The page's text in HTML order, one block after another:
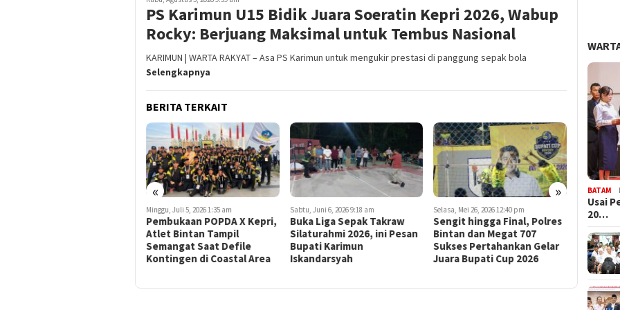
PS Karimun U15 Bidik Juara Soeratin Kepri 2026, Wabup
Rocky: Berjuang Maksimal untuk Tembus Nasional
KARIMUN | WARTA RAKYAT – Asa PS Karimun untuk mengukir prestasi di panggung sepak bola
Selengkapnya
BERITA TERKAIT
« »
Minggu, Juli 5, 2026 1:35 am
Pembukaan POPDA X Kepri,
Atlet Bintan Tampil
Semangat Saat Defile
Kontingen di Coastal Area
Sabtu, Juni 6, 2026 9:18 am
Buka Liga Sepak Takraw
Silaturahmi 2026, ini Pesan
Bupati Karimun
Iskandarsyah
Selasa, Mei 26, 2026 12:40 pm
Sengit hingga Final, Polres
Bintan dan Megat 707
Sukses Pertahankan Gelar
Juara Bupati Cup 2026
Jumat, Mei
Jadi
Lokal
BATAM
Usai
20…